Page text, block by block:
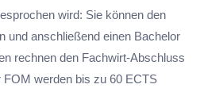
wird: Sie können den
und anschließend einen Bachelor
rechnen den Fachwirt-Abschluss
FOM werden bis zu 60 ECTS